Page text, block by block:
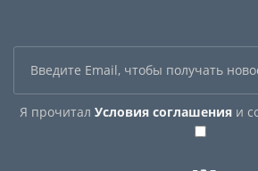
Я прочитал Условия соглашенияи